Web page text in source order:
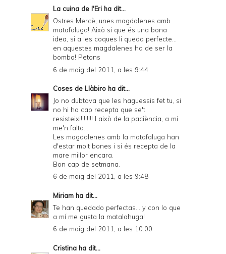
La cuina de l'Eri ha dit...
Ostres Mercè, unes magdalenes amb
matafaluga! Això si que és una bona
idea, si a les coques li queda perfecte...
en aquestes magdalenes ha de ser la
bomba! Petons
6 de maig del 2011, a les 9:44
Coses de Llàbiro ha dit...
Jo no dubtava que les haguessis fet tu, si
no hi ha cap recepta que se't
resisteixi!!!!!!!! I això de la paciència, a mi
me'n falta...
Les magdalenes amb la matafaluga han
d'estar molt bones i si és recepta de la
mare millor encara.
Bon cap de setmana.
6 de maig del 2011, a les 9:48
Miriam ha dit...
Te han quedado perfectas... y con lo que
a mí me gusta la matalahuga!
6 de maig del 2011, a les 10:00
Cristina ha dit...